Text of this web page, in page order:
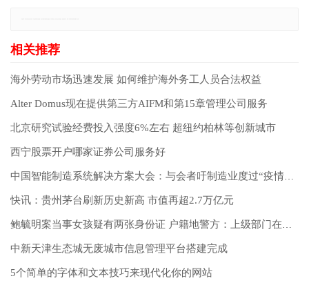
海外劳动市场迅速发展 如何维护海外务工人员合法权益
Alter Domus现在提供第三方AIFM和第15章管理公司服务
北京研究试验经费投入强度6%左右 超纽约柏林等创新城市
西宁股票开户哪家证券公司服务好
中国智能制造系统解决方案大会：与会者吁制造业度过“疫情寒冬”
快讯：贵州茅台刷新历史新高 市值再超2.7万亿元
鲍毓明案当事女孩疑有两张身份证 户籍地警方：上级部门在处理
中新天津生态城无废城市信息管理平台搭建完成
5个简单的字体和文本技巧来现代化你的网站